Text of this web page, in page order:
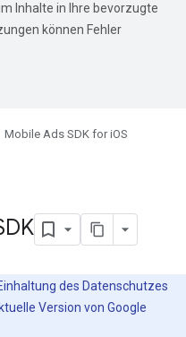
Inhalte in Ihre bevorzugte
können Fehler
Mobile Ads SDK for iOS
des Datenschutzes
Version von Google